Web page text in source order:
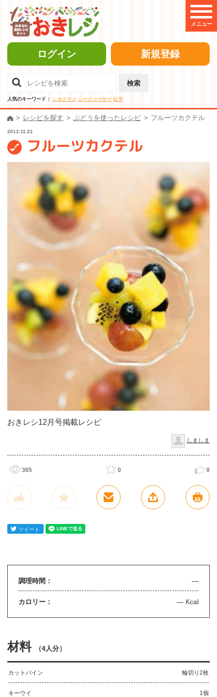
メニュー
ログイン 新規登録
検索
人気のキーワード： シカクマメ シークヮーサー 紅芋
レシピを探す ぶどうを使ったレシピ フルーツカクテル
2013.11.21
フルーツカクテル
おきレシ12月号掲載レシピ
しましま
365 0 0
調理時間： —
カロリー： — Kcal
材料 （4人分）
カットパイン 輪切り2枚
キーウイ 1個